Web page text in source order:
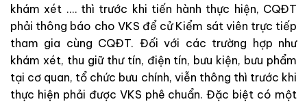
khámxét .… thì trước khi tiến hành thực hiện, CQĐT
phải thông báo cho VKS để cử Kiểm sát viên trực tiếp
tham gia cùng CQĐT. Đốivới các trường hợp như
khám xét, thu giữ thư tín, điện tín, bưu kiện, bưu phẩm
tại cơ quan, tổ chức bưu chính, viễn thông thì trước khi
thực hiện phải được VKS phê chuẩn.Đặc biệt có một